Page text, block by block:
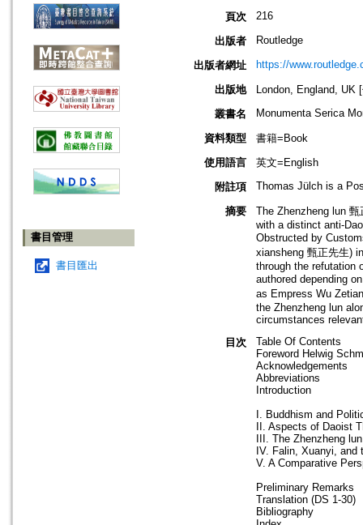
書目管理
書目匯出
頁次 216
出版者 Routledge
出版者網址 https://
出版地
London, England, UK
叢書名
Monumenta Serica
資料類型
書籍=Book
使用語言
英文=English
附註項
Thomas Jülch is a
摘要
The Zhenzheng lun
with a distinct anti-
Obstructed by
xiansheng 甄正先生)
through the refutation
authored depending
as Empress Wu
the Zhenzheng lun
circumstances
目次
Table Of Contents
Foreword Helwig
Acknowledgements
Abbreviations
Introduction
I. Buddhism and
II. Aspects of Daoist
III. The Zhenzheng
IV. Falin, Xuanyi, and
V. A Comparative
Preliminary Remarks
Translation (DS 1-30)
Bibliography